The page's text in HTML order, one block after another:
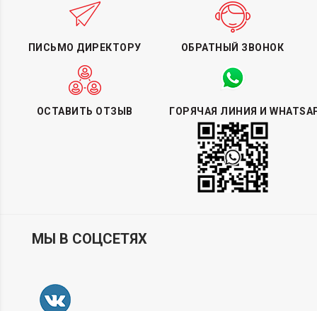
ПИСЬМО ДИРЕКТОРУ ОБРАТНЫЙ ЗВОНОК
ОСТАВИТЬ ОТЗЫВ ГОРЯЧАЯ ЛИНИЯ И
МЫ В СОЦСЕТЯХ